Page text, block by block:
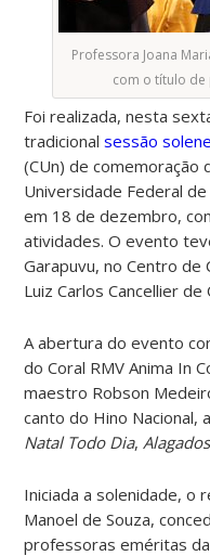
Professora Joana
com o título
Foi realizada, nesta
tradicionalsessão solene
(CUn) de comemoração
Universidade Federal de
em 18 de dezembro,
atividades. O evento
Garapuvu, no Centro
Luiz Carlos Cancellier de
A abertura do evento
do Coral RMV Anima In
maestro Robson
canto do Hino Nacional,
Natal Todo Dia, Alagados
Iniciada a solenidade, o
Manoel de Souza,
professoras eméritas